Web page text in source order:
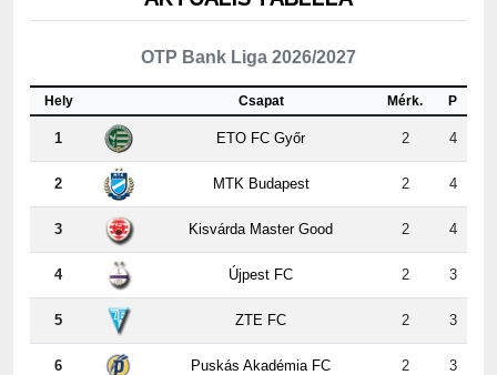
OTP Bank Liga 2026/2027
Csapat
1 ETO FC Győr 2 4
2 MTK Budapest 2 4
3 Kisvárda Master Good 2 4
4 Újpest FC 2 3
5 ZTE FC 2 3
6 Puskás Akadémia FC 2 3
7 PAKSI FC 2 3